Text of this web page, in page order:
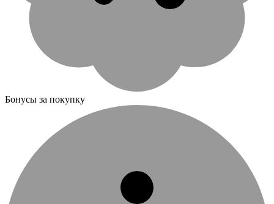
Бонусы за покупку